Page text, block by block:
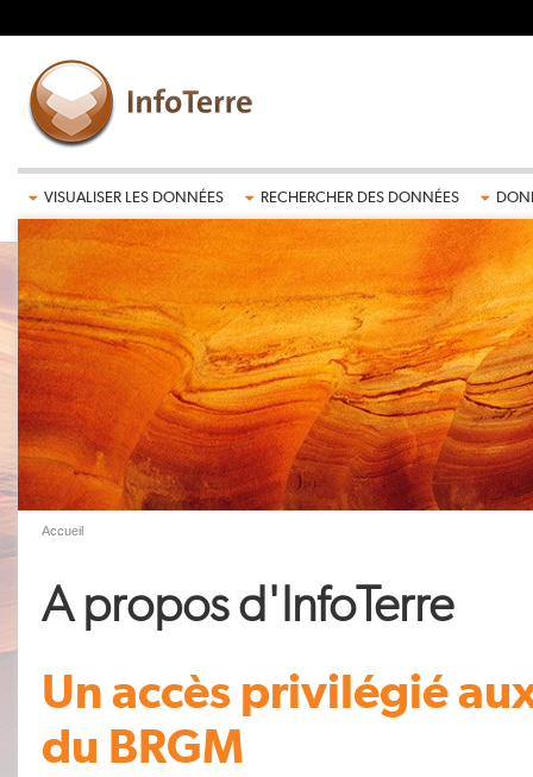
VISUALISER LES DONNÉES RECHERCHER DES DONNÉES
Accueil
A propos d'InfoTerre
Un accès privilégié
du BRGM